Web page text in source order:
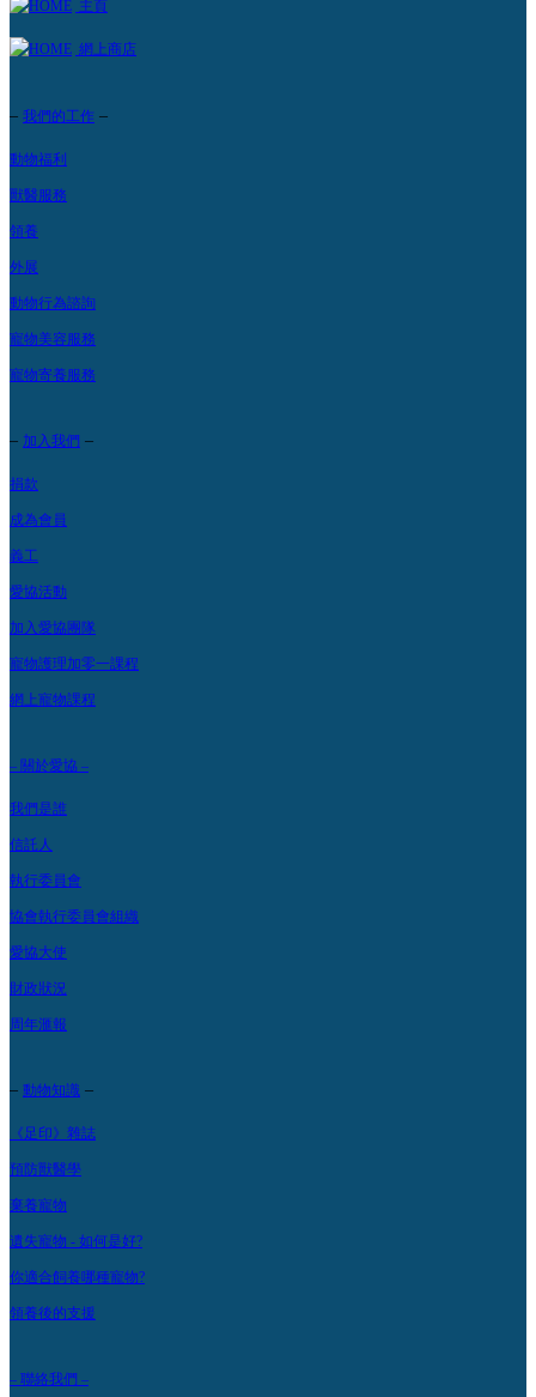
主頁
網上商店
– 我們的工作 –
動物福利
獸醫服務
領養
外展
動物行為諮詢
寵物美容服務
寵物寄養服務
– 加入我們 –
捐款
成為會員
義工
愛協活動
加入愛協團隊
寵物護理加零一課程
網上寵物課程
– 關於愛協 –
我們是誰
信託人
執行委員會
協會執行委員會組織
愛協大使
財政狀況
周年滙報
– 動物知識 –
《足印》雜誌
預防獸醫學
棄養寵物
遺失寵物 - 如何是好?
你適合飼養哪種寵物?
領養後的支援
– 聯絡我們 –